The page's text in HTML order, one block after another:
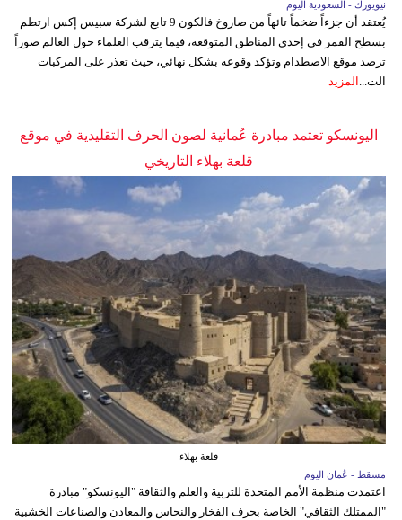
نيويورك - السعودية اليوم
يُعتقد أن جزءاً ضخماً تائهاً من صاروخ فالكون 9 تابع لشركة سبيس إكس ارتطم
بسطح القمر في إحدى المناطق المتوقعة، فيما يترقب العلماء حول العالم صوراً
ترصد موقع الاصطدام وتؤكد وقوعه بشكل نهائي، حيث تعذر على المركبات
الت... المزيد
اليونسكو تعتمد مبادرة عُمانية لصون الحرف التقليدية في موقع
قلعة بهلاء التاريخي
قلعة بهلاء
مسقط - عُمان اليوم
اعتمدت منظمة الأمم المتحدة للتربية والعلم والثقافة "اليونسكو" مبادرة
"الممتلك الثقافي" الخاصة بحرف الفخار والنحاس والمعادن والصناعات الخشبية